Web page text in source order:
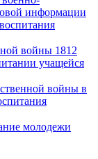
информации
войны 1812
учащейся
войны в
молодежи